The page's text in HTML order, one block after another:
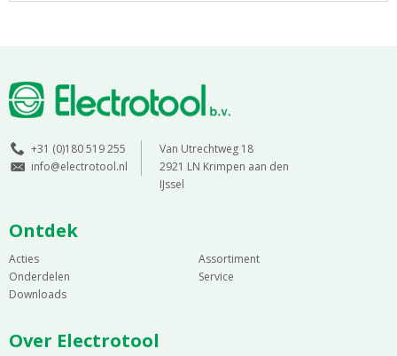
+31 (0)180 519 255
info@electrotool.nl
Van Utrechtweg 18
2921 LN Krimpen aan den
IJssel
Ontdek
Acties
Assortiment
Onderdelen
Service
Downloads
Over Electrotool